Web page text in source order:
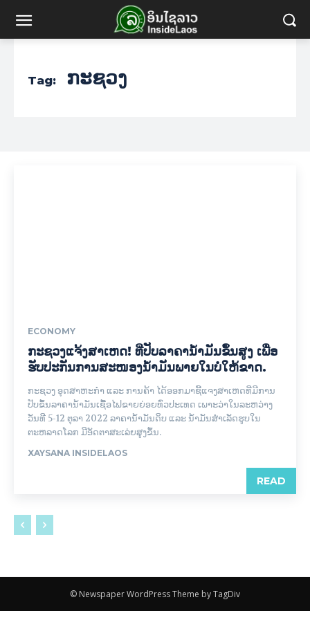
Tag: ກະຊວງ
ECONOMY
ກະຊວງແຈ້ງສາເຫດ! ທີ່ປັບລາຄານໍ້າມັນຂຶ້ນສູງ ເພື່ອ
ຮັບປະກັນການສະໜອງນໍ້າມັນພາຍໃນບໍ່ໃຫ້ຂາດ.
ກະຊວງ ອຸດສາຫະກຳ ແລະ ການຄ້າ ໄດ້ອອກມາຊີ້ແຈງສາເຫດທີ່ມີການ
ປັບຂຶ້ນລາຄານໍ້າມັນເຊື້ອໄຟຂາຍຍ່ອຍທົ່ວປະເທດ ເພາະວ່າໃນລະຫວ່າງ
ວັນທີ 5-12 ຕຸລາ 2022 ລາຄານ້ຳມັນດິບ ແລະ ນ້ຳມັນສໍາເລັດຮູບໃນ
ຕະຫລາດໂລກ ມີອັດຕາສະເລ່ຍສູງຂຶ້ນ.
XAYSANA INSIDELAOS
READ
© Newspaper WordPress Theme by TagDiv